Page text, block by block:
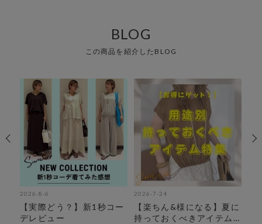
BLOG
この商品を紹介したBLOG
2026-8-6
【実際どう？】新1秒コー
デレビュー
2026-7-24
【楽ちん&様になる】夏に
持っておくべきアイテム